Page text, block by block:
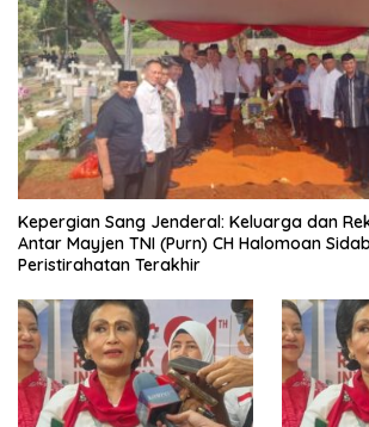
Kepergian Sang Jenderal: Keluarga dan
Antar Mayjen TNI (Purn) CH Halomoan
Peristirahatan Terakhir